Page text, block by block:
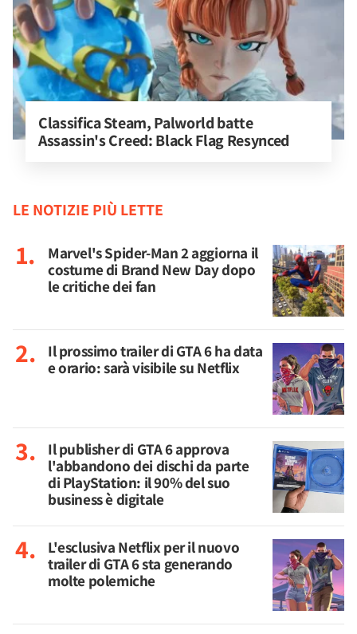
Classifica Steam, Palworld batte
Assassin's Creed: Black Flag Resynced
LE NOTIZIE PIÙ LETTE
Marvel's Spider-Man 2 aggiorna il
costume di Brand New Day dopo
le critiche dei fan
Il prossimo trailer di GTA 6 ha data
e orario: sarà visibile su Netflix
Il publisher di GTA 6 approva
l'abbandono dei dischi da parte
di PlayStation: il 90% del suo
business è digitale
L'esclusiva Netflix per il nuovo
trailer di GTA 6 sta generando
molte polemiche